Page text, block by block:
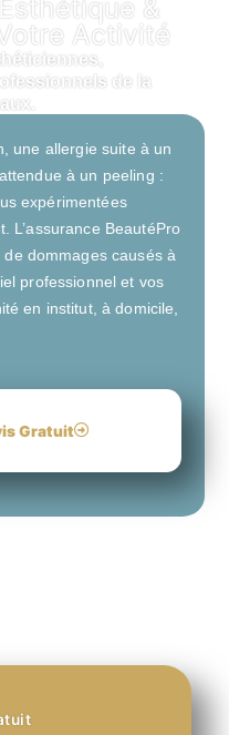
&
Activité
de la
une allergie suite à un
à un peeling :
expérimentées
L’assurance BeautéPro
dommages causés à
professionnel et vos
en institut, à domicile,
Gratuit